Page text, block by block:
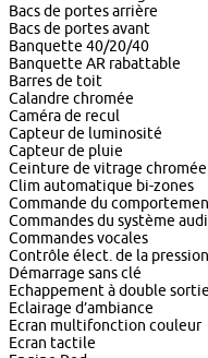
Bacs de portes arrière
Bacs de portes avant
Banquette 40/20/40
Banquette AR rabattable
Barres de toit
Calandre chromée
Caméra de recul
Capteur de luminosité
Capteur de pluie
Ceinture de vitrage chromée
Clim automatique bi-zones
Commande du
Commandes du système
Commandes vocales
Contrôle élect. de la
Démarrage sans clé
Echappement à double sortie
Eclairage d’ambiance
Ecran multifonction couleur
Ecran tactile